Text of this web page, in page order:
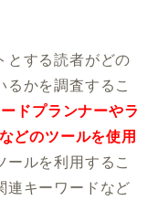
とする読者がどの
るかを調査するこ
ドプランナーやラ
どのツールを使用
ールを利用するこ
連キーワードなど